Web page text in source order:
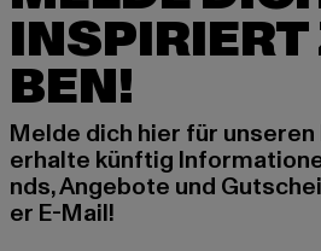
INSPIRIERT
BEN!
Melde dich hier für
erhalte künftig
nds, Angebote und
er E-Mail!